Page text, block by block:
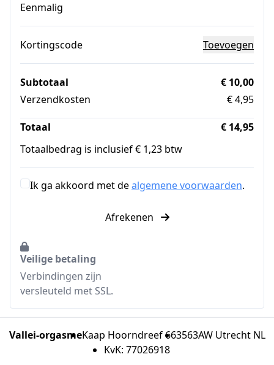
Eenmalig
Kortingscode Toevoegen
Subtotaal
€ 10,00
Verzendkosten
€ 4,95
Totaal
€ 14,95
Totaalbedrag is inclusief € 1,23 btw
Ik ga akkoord met dealgemene voorwaarden.
Afrekenen
Veilige betaling
Verbindingen zijn
versleuteld met SSL.
Vallei-orgasmeKaap Hoorndreef 663563AW Utrecht NL
KvK: 77026918